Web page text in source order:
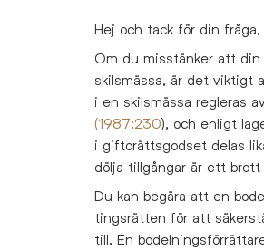
Hej och tack för din fråga,
Om du misstänker att
skilsmässa, är det viktigt
i en skilsmässa regleras
(1987:230), och enligt
i giftorättsgodset delas
dölja tillgångar är ett brott
Du kan begära att en
tingsrätten för att
till. En